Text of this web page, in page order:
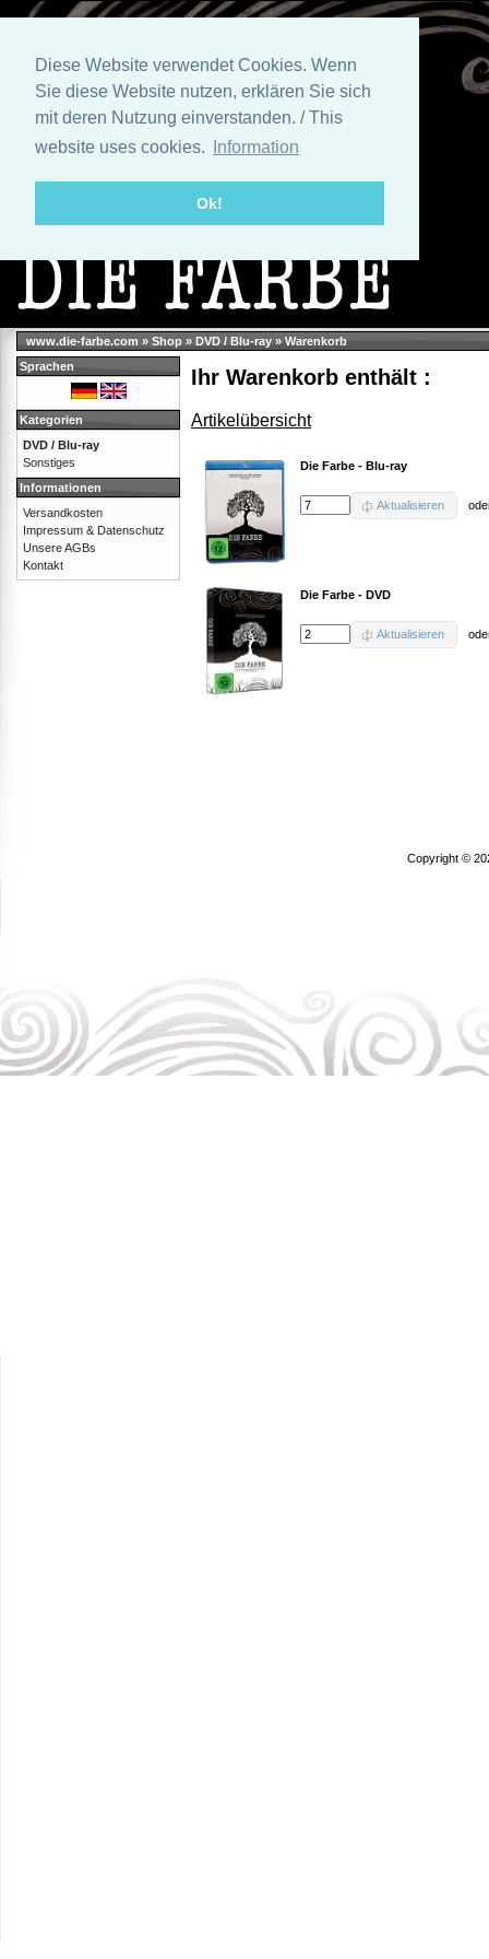
Diese Website verwendet Cookies. Wenn
Sie diese Website nutzen, erklären Sie sich
mit deren Nutzung einverstanden. / This
website uses cookies.
Information
Ok!
www.die-farbe.com » Shop » DVD / Blu-ray » Warenkorb
Ihr Warenkorb enthält :
Artikelübersicht
Die Farbe - Blu-ray
Aktualisieren
Die Farbe - DVD
Aktualisieren
Sprachen
Kategorien
DVD / Blu-ray
Sonstiges
Informationen
Versandkosten
Impressum & Datenschutz
Unsere AGBs
Kontakt
Copyright ©